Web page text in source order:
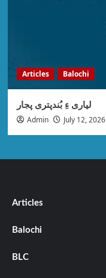
Articles Balochi
لیاری ءِ بُندپتری پجار
Admin July 12, 2026
Articles
Balochi
BLC